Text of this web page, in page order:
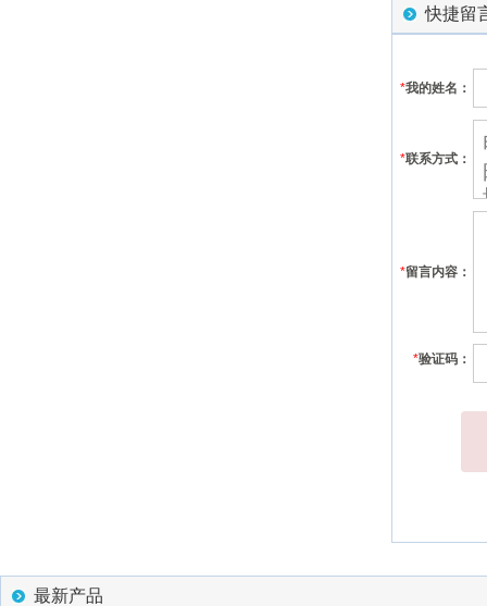
快捷留
*我的姓名：
*联系方式：
*留言内容：
*验证码：
最新产品